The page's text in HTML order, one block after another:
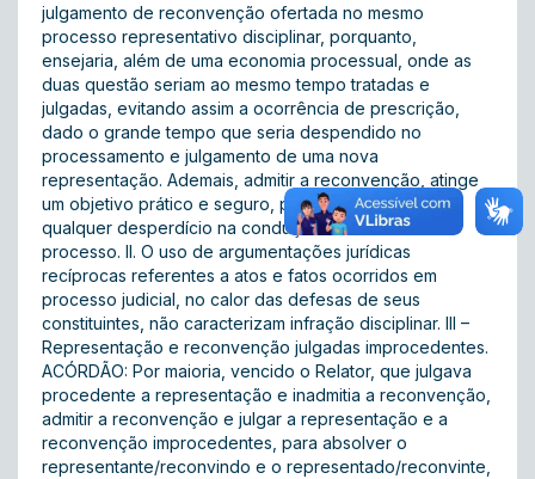
julgamento de reconvenção ofertada no mesmo
processo representativo disciplinar, porquanto,
ensejaria, além de uma economia processual, onde as
duas questão seriam ao mesmo tempo tratadas e
julgadas, evitando assim a ocorrência de prescrição,
dado o grande tempo que seria despendido no
processamento e julgamento de uma nova
representação. Ademais, admitir a reconvenção, atinge
um objetivo prático e seguro, poupando todo e
qualquer desperdício na condução de um novo
processo. II. O uso de argumentações jurídicas
recíprocas referentes a atos e fatos ocorridos em
processo judicial, no calor das defesas de seus
constituintes, não caracterizam infração disciplinar. III –
Representação e reconvenção julgadas improcedentes.
ACÓRDÃO: Por maioria, vencido o Relator, que julgava
procedente a representação e inadmitia a reconvenção,
admitir a reconvenção e julgar a representação e a
reconvenção improcedentes, para absolver o
representante/reconvindo e o representado/reconvinte,